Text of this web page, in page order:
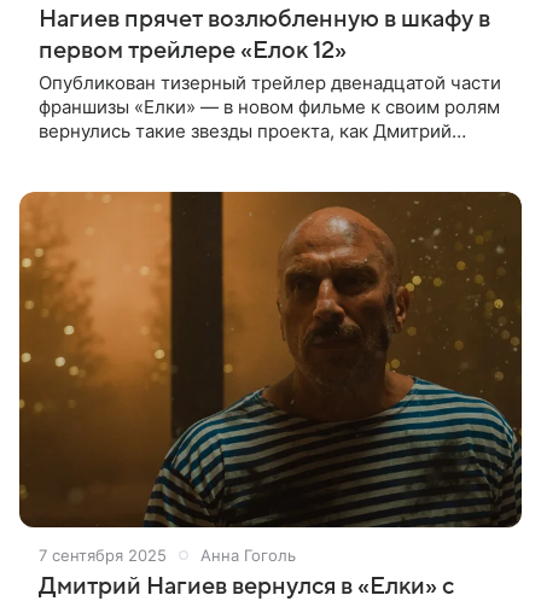
Нагиев прячет возлюбленную в шкафу в
первом трейлере «Елок 12»
Опубликован тизерный трейлер двенадцатой части
франшизы «Елки» — в новом фильме к своим ролям
вернулись такие звезды проекта, как Дмитрий
7 сентября 2025 Анна Гоголь
Дмитрий Нагиев вернулся в «Елки» с